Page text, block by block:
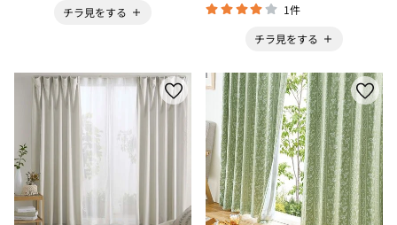
チラ見をする
1件
チラ見をする